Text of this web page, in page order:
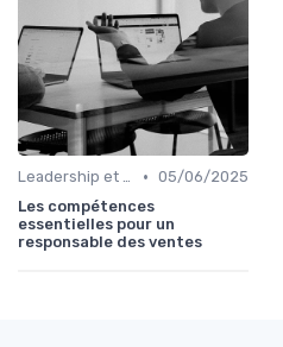
Leadership et management commercial • 05/06/2025
Les compétences
essentielles pour un
responsable des ventes